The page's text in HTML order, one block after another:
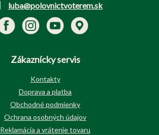
luba@polovnictvoterem.sk
Zákaznícky servis
Kontakty
Doprava a platba
Obchodné podmienky
Ochrana osobných údajov
Reklamácia a vrátenie tovaru